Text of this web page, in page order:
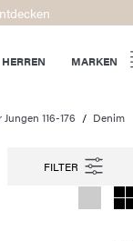
HERREN MARKEN
116-176 Denim